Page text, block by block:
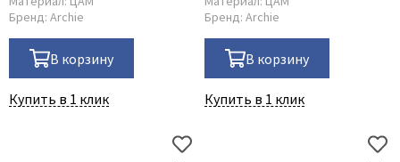
Бренд: Archie
В корзину
Купить в 1 клик
Бренд: Archie
В корзину
Купить в 1 клик